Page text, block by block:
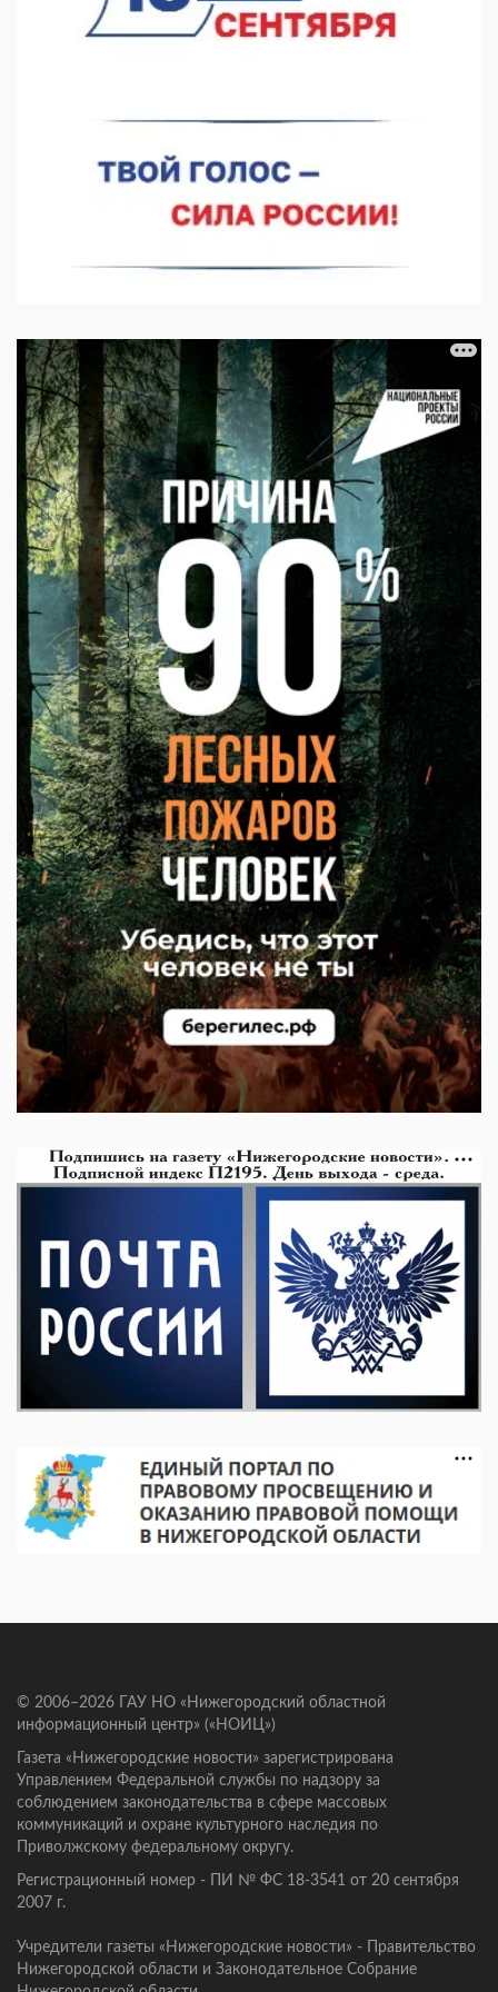
© 2006–2026 ГАУ НО «Нижегородский областной
информационный центр» («НОИЦ»)
Газета «Нижегородские новости» зарегистрирована
Управлением Федеральной службы по надзору за
соблюдением законодательства в сфере массовых
коммуникаций и охране культурного наследия по
Приволжскому федеральному округу.
Регистрационный номер - ПИ № ФС 18-3541 от 20 сентября
2007 г.
Учредители газеты «Нижегородские новости» - Правительство
Нижегородской области и Законодательное Собрание